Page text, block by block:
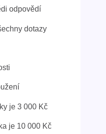
odpovědí
dotazy
je 3 000 Kč
je 10 000 Kč